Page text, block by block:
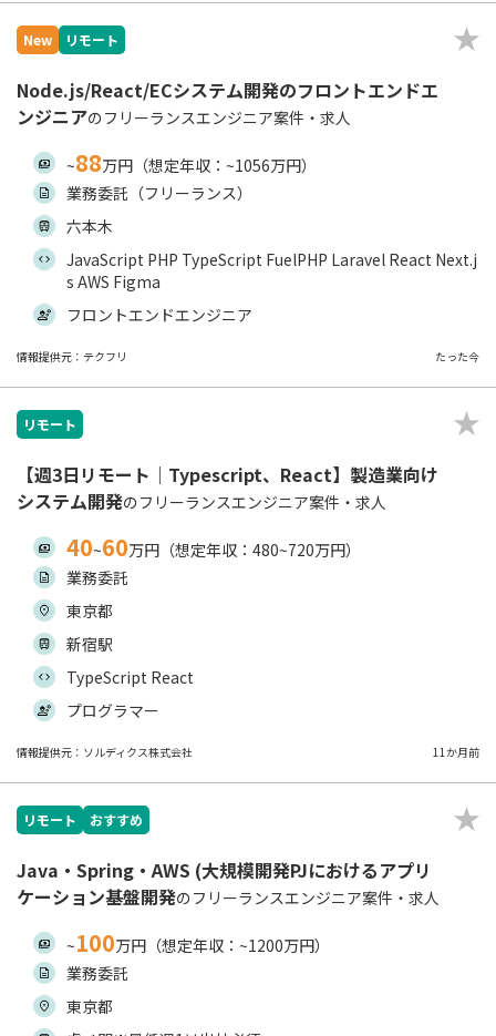
New リモート
Node.js/React/ECシステム開発のフロントエンドエ
ンジニアのフリーランスエンジニア案件・求人
~88万円（想定年収：~1056万円）
業務委託（フリーランス）
六本木
JavaScript PHP TypeScript FuelPHP Laravel React Next.j
s AWS Figma
フロントエンドエンジニア
情報提供元：テクフリ たった今
リモート
【週3日リモート｜Typescript、React】製造業向け
システム開発のフリーランスエンジニア案件・求人
40~60万円（想定年収：480~720万円）
業務委託
東京都
新宿駅
TypeScript React
プログラマー
情報提供元：ソルディクス株式会社 11か月前
リモート おすすめ
Java・Spring・AWS (大規模開発PJにおけるアプリ
ケーション基盤開発のフリーランスエンジニア案件・求人
~100万円（想定年収：~1200万円）
業務委託
東京都